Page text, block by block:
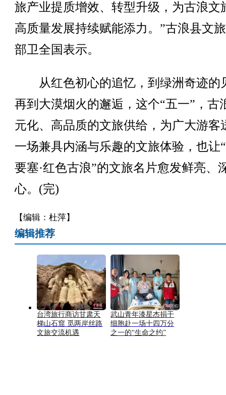
旅产业提质增效、转型升级，为古浪文
高质量发展持续赋能添力。”古浪县文
部卫全国表示。
从红色初心的追忆，到绿洲奇迹的
再到大漠烟火的邂逅，这个“五一”，古
元化、高品质的文旅供给，为广大游客
一场兼具内涵与乐趣的文旅体验，也让
要塞·红色古浪”的文旅名片愈发鲜亮、
心。(完)
【编辑：杜萍】
编辑推荐
台湾旅行商访甘肃天
梯山石窟 觅两岸丝路
文旅交流机遇
武山青年漆星杰捐干
细胞赴一场十四万分
之一的“生命之约”